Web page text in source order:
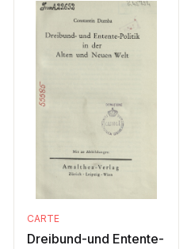
CARTE
Dreibund-und Entente-